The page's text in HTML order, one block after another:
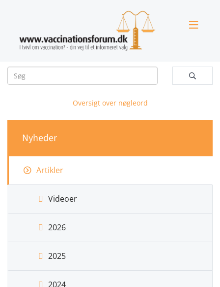


Oversigt over nøgleord
Nyheder
Artikler
Videoer
2026
2025
2024